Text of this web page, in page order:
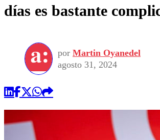
días es bastante
por Martin Oyanedel
agosto 31, 2024